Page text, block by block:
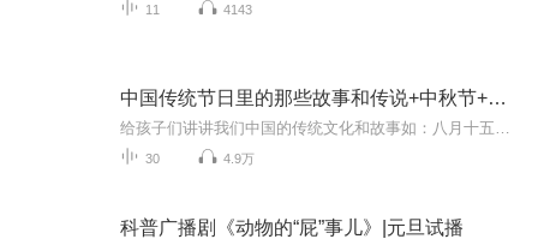
11 4143
中国传统节日里的那些故事和传说+中秋节+元旦春节等
30 4.9万
科普广播剧《动物的“屁”事儿》|元旦试播